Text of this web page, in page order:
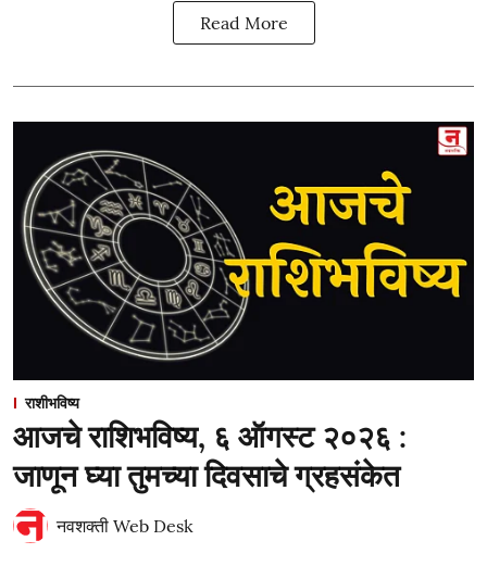
Read More
राशीभविष्य
आजचे राशिभविष्य, ६ ऑगस्ट २०२६ :
जाणून घ्या तुमच्या दिवसाचे ग्रहसंकेत
नवशक्ती Web Desk